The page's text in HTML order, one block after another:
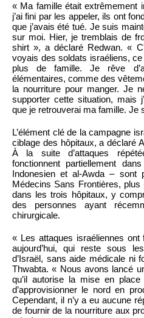
« Ma famille était extrêmement
j’ai fini par les appeler, ils ont
que j’avais été tué. Je suis
sur moi. Hier, je tremblais de
shirt », a déclaré Redwan. «
voyais des soldats israéliens,
plus de famille. Je rêve
élémentaires, comme des
la nourriture pour manger. Je
supporter cette situation, mais
que je retrouverai ma famille. Je
L’élément clé de la campagne
ciblage des hôpitaux, a déclaré
À la suite d’attaques
fonctionnent partiellement
Indonesien et al-Awda – sont
Médecins Sans Frontières,
dans les trois hôpitaux, y
des personnes ayant
chirurgicale.
« Les attaques israéliennes ont
aujourd’hui, qui reste sous
d’Israël, sans aide médicale ni
Thwabta. « Nous avons lancé
qu’il autorise la mise en
d’approvisionner le nord en
Cependant, il n’y a eu aucune
de fournir de la nourriture aux